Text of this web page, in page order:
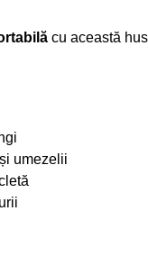
cu această
umezelii